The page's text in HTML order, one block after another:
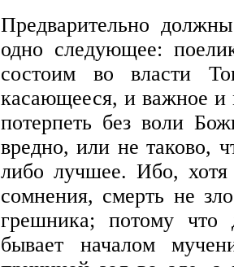
Предварительно
одно следующее:
состоим во власти
касающееся, и важное и
потерпеть без воли
вредно, или не таково,
либо лучшее. Ибо,
сомнения, смерть не
грешника; потому что
бывает началом